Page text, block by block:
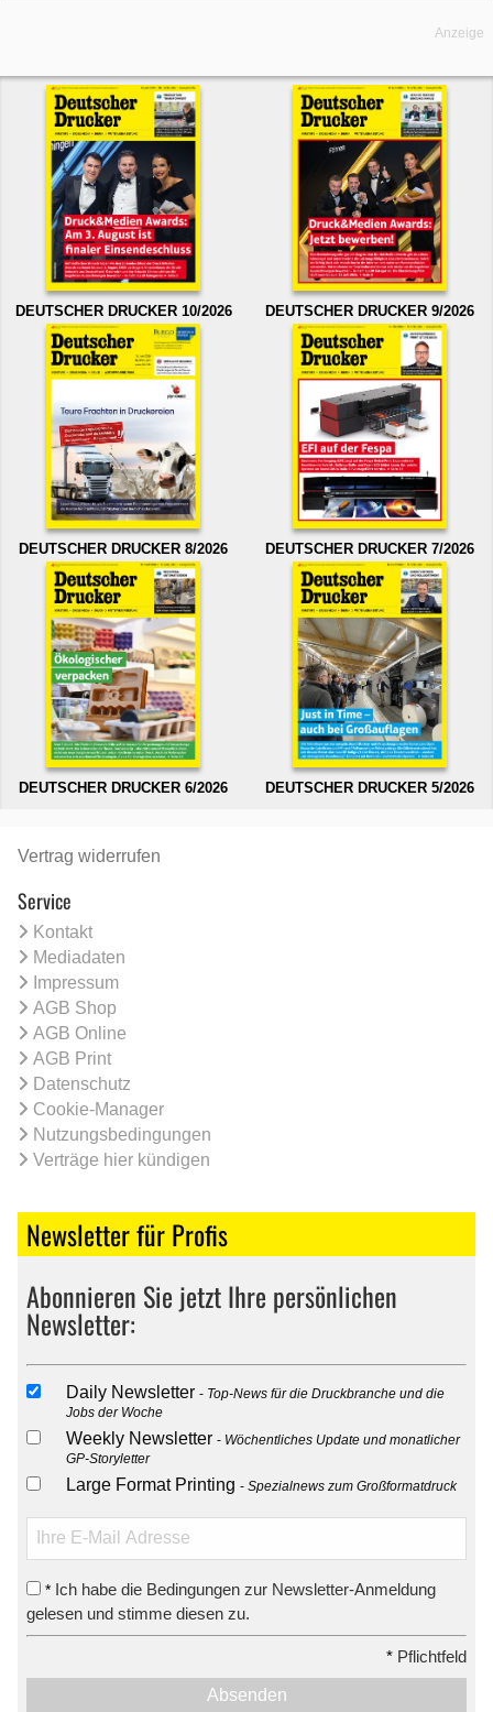
Anzeige
DEUTSCHER DRUCKER 10/2026 DEUTSCHER DRUCKER 9/2026
DEUTSCHER DRUCKER 8/2026 DEUTSCHER DRUCKER 7/2026
DEUTSCHER DRUCKER 6/2026 DEUTSCHER DRUCKER 5/2026
Vertrag widerrufen
Service
Kontakt
Mediadaten
Impressum
AGB Shop
AGB Online
AGB Print
Datenschutz
Cookie-Manager
Nutzungsbedingungen
Verträge hier kündigen
Newsletter für Profis
Abonnieren Sie jetzt Ihre persönlichen
Newsletter:
Daily Newsletter
Top-News für die Druckbranche und die
Jobs der Woche
Weekly Newsletter
Wöchentliches Update und monatlicher
GP-Storyletter
Large Format Printing Spezialnews zum Großformatdruck
* Ich habe die Bedingungen zur Newsletter-Anmeldung
gelesen und stimme diesen zu.
* Pflichtfeld
Absenden